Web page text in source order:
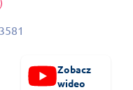
Zobacz
wideo